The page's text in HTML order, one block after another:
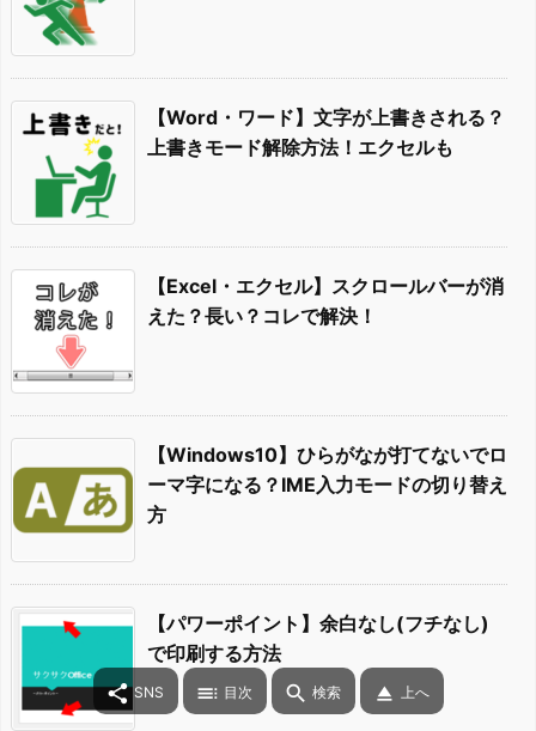
【Word・ワード】文字が上書きされる？
上書きモード解除方法！エクセルも
【Excel・エクセル】スクロールバーが消
えた？長い？コレで解決！
【Windows10】ひらがなが打てないでロ
ーマ字になる？IME入力モードの切り替え
方
【パワーポイント】余白なし(フチなし)
で印刷する方法
 SNS  目次  検索  上へ